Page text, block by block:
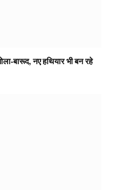
बारूद, नए हथियार भी बन रहे